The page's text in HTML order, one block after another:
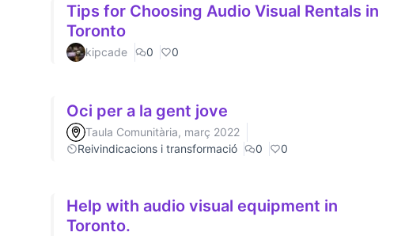
Tips for Choosing Audio Visual Rentals in
Toronto
kipcade 0 0
Oci per a la gent jove
Taula Comunitària, març 2022
Reivindicacions i transformació
0 0
Help with audio visual equipment in
Toronto.